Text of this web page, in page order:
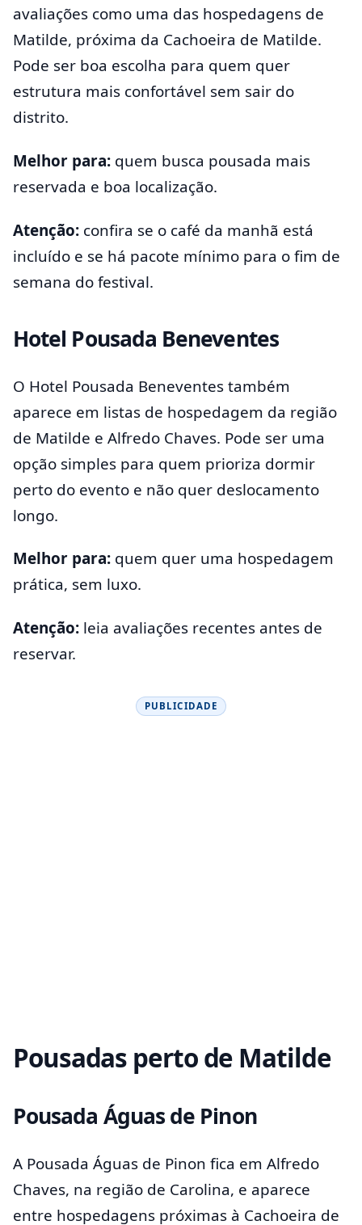
avaliações como uma das hospedagens de
Matilde, próxima da Cachoeira de Matilde.
Pode ser boa escolha para quem quer
estrutura mais confortável sem sair do
distrito.
Melhor para: quem busca pousada mais
reservada e boa localização.
Atenção: confira se o café da manhã está
incluído e se há pacote mínimo para o fim de
semana do festival.
Hotel Pousada Beneventes
O Hotel Pousada Beneventes também
aparece em listas de hospedagem da região
de Matilde e Alfredo Chaves. Pode ser uma
opção simples para quem prioriza dormir
perto do evento e não quer deslocamento
longo.
Melhor para: quem quer uma hospedagem
prática, sem luxo.
Atenção: leia avaliações recentes antes de
reservar.
PUBLICIDADE
Pousadas perto de Matilde
Pousada Águas de Pinon
A Pousada Águas de Pinon fica em Alfredo
Chaves, na região de Carolina, e aparece
entre hospedagens próximas à Cachoeira de